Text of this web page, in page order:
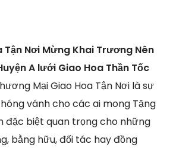
Tận Nơi Mừng Khai Trương Nên
A lưới Giao Hoa Thần Tốc
Mại Giao Hoa Tận Nơi là sự
vánh cho các ai mong Tặng
đặc biệt quan trọng cho những
bằng hữu, đối tác hay đồng